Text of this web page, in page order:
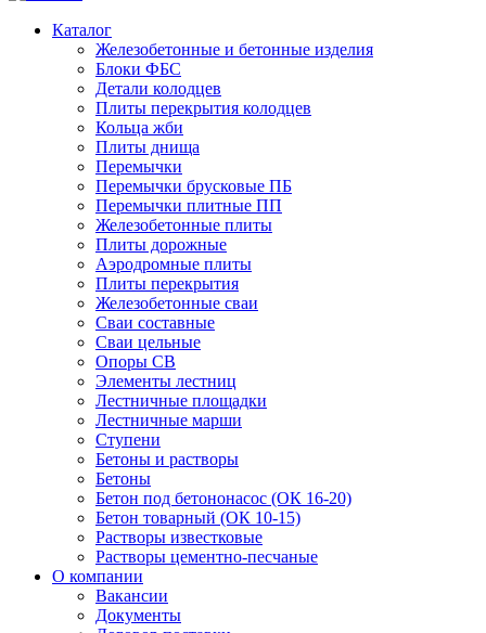
Каталог
Железобетонные и бетонные изделия
Блоки ФБС
Детали колодцев
Плиты перекрытия колодцев
Кольца жби
Плиты днища
Перемычки
Перемычки брусковые ПБ
Перемычки плитные ПП
Железобетонные плиты
Плиты дорожные
Аэродромные плиты
Плиты перекрытия
Железобетонные сваи
Сваи составные
Сваи цельные
Опоры СВ
Элементы лестниц
Лестничные площадки
Лестничные марши
Ступени
Бетоны и растворы
Бетоны
Бетон под бетононасос (ОК 16-20)
Бетон товарный (ОК 10-15)
Растворы известковые
Растворы цементно-песчаные
О компании
Вакансии
Документы